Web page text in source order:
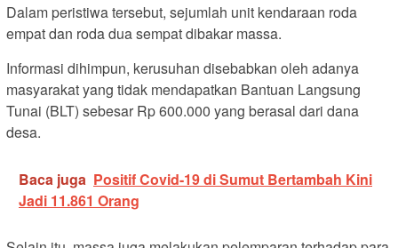
Dalam peristiwa tersebut, sejumlah unit kendaraan roda
empat dan roda dua sempat dibakar massa.
Informasi dihimpun, kerusuhan disebabkan oleh adanya
masyarakat yang tidak mendapatkan Bantuan Langsung
Tunai (BLT) sebesar Rp 600.000 yang berasal dari dana
desa.
Baca juga Positif Covid-19 di Sumut Bertambah Kini
Jadi 11.861 Orang